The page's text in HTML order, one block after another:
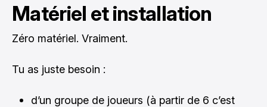
Matériel et installation
Zéro matériel. Vraiment.
Tu as juste besoin :
d’un groupe de joueurs (à partir de 6 c’est